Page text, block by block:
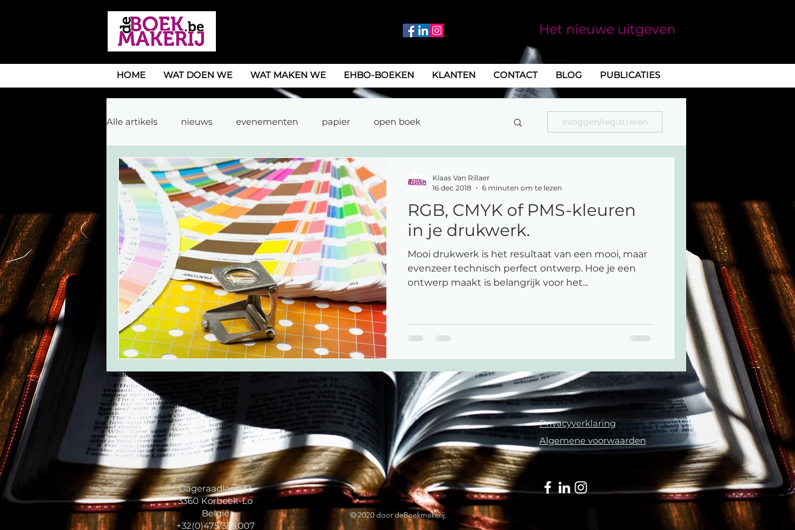
Het nieuwe uitgeven
HOME WAT DOEN WE WAT MAKEN WE EHBO-BOEKEN KLANTEN CONTACT BLOG PUBLICATIES
Alle artikels nieuws evenementen papier open boek
eindwerken/doctoraten drukwerk printing on demand
handboek tijdschrift verzending jaarboek opleidingen
kinderboek voorlezen
Inloggen/registreren
RGB, CMYK of PMS-kleuren
in je drukwerk.
Mooi drukwerk is het resultaat van een mooi, maar
evenzeer technisch perfect ontwerp. Hoe je een
ontwerp maakt is belangrijk voor het...
Klaas Van Rillaer
16 dec 2018
6 minuten om te lezen
Dageraadlaan 12
3360 Korbeek-Lo
België
+32(0)475/355.007
© 2020 door deBoekmakerij.
Privacyverklaring
Algemene voorwaarden